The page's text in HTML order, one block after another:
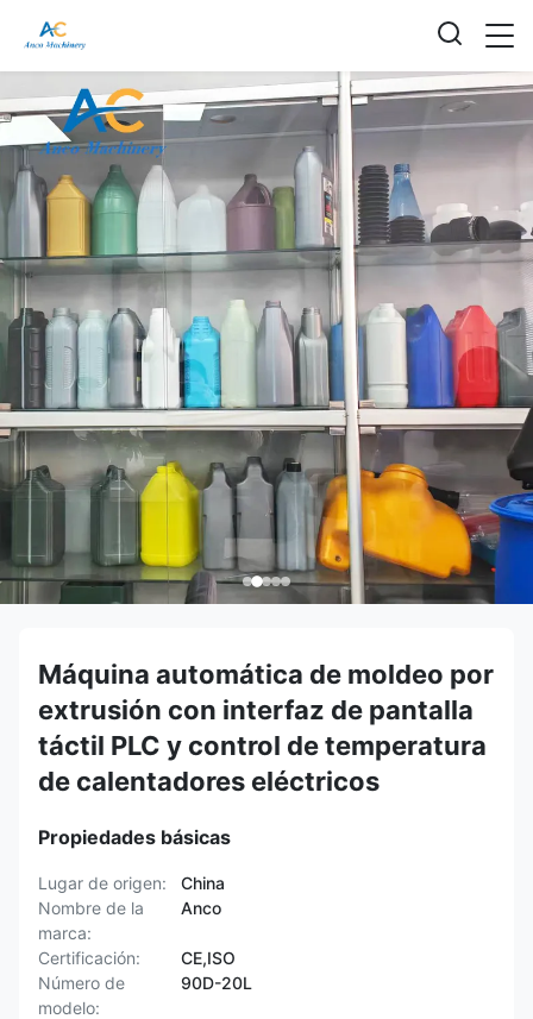
Máquina automática de moldeo por
extrusión con interfaz de pantalla
táctil PLC y control de temperatura
de calentadores eléctricos
Propiedades básicas
Lugar de origen:
China
Nombre de la
marca:
Anco
Certificación:
CE,ISO
Número de
modelo:
90D-20L